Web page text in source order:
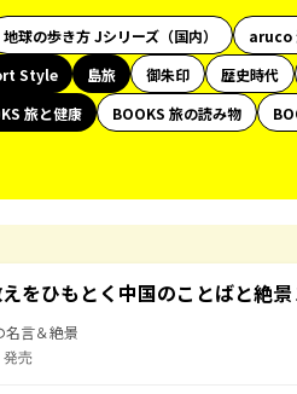
地球の歩き方 Jシリーズ（国内） aruco
Style 島旅 御朱印 歴史時代
旅と健康 BOOKS 旅の読み物
をひもとく中国のことばと絶景
名言＆絶景
発売